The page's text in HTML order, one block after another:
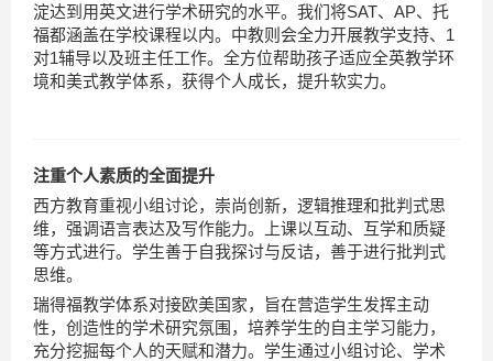
淀达到用英文进行学术研究的水平。我们将SAT、 AP、托
福都涵盖在学校课程以内。中教则会全力开展教学支持、 1
对1辅导以及班主任工作。全方位帮助孩子适应全英教学环
境和美式教学体系，获得个人成长，提升软实力。
注重个人素质的全面提升
西方教育重视小组讨论，崇尚创新，逻辑推理和批判式思
维，强调语言表达及写作能力。上课以互动、互学和质疑
等方式进行。学生善于自我探讨与反诘，善于进行批判式
思维。
瑞得福教学体系对接欧美国家，旨在营造学生发挥主动
性，创造性的学术研究氛围，培养学生的自主学习能力，
充分挖掘每个人的天赋和潜力。学生通过小组讨论、学术